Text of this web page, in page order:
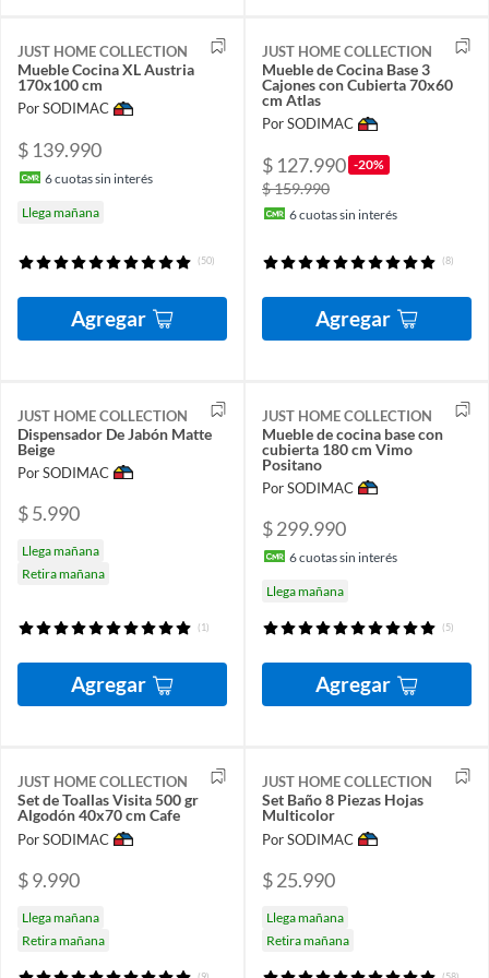
JUST HOME COLLECTION
Mueble Cocina XL Austria
170x100 cm
Por SODIMAC
$ 139.990
6cuotas sin interés
Llega mañana
(50)
Agregar
JUST HOME COLLECTION
Mueble de Cocina Base 3
Cajones con Cubierta 70x60
cm Atlas
Por SODIMAC
$ 127.990 -20%
$ 159.990
6cuotas sin interés
(8)
Agregar
JUST HOME COLLECTION
Dispensador De Jabón Matte
Beige
Por SODIMAC
$ 5.990
Llega mañana
Retira mañana
(1)
Agregar
JUST HOME COLLECTION
Mueble de cocina base con
cubierta 180 cm Vimo
Positano
Por SODIMAC
$ 299.990
6cuotas sin interés
Llega mañana
(5)
Agregar
JUST HOME COLLECTION
Set de Toallas Visita 500 gr
Algodón 40x70 cm Cafe
Por SODIMAC
$ 9.990
Llega mañana
Retira mañana
JUST HOME COLLECTION
Set Baño 8 Piezas Hojas
Multicolor
Por SODIMAC
$ 25.990
Llega mañana
Retira mañana